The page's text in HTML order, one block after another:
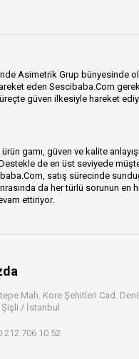
Asimetrik Grup bünyesinde
eden Sescibaba.Com
güven ilkesiyle hareket
gamı, güven ve kalite
de en üst seviyede
satış sürecinde
da her türlü sorunun en
ettiriyor.
Mah. Kore Şehitleri Cad.
Şişli / İstanbul
212 706 10 52